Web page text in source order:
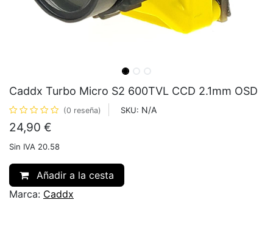
Caddx Turbo Micro S2 600TVL CCD 2.1mm OSD
(0 reseña) SKU: N/A
24,90 €
Sin IVA 20.58
Añadir a la cesta
Marca: Caddx